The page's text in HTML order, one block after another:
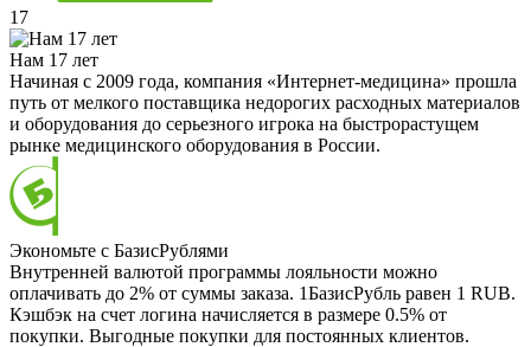
17
Нам 17 лет
Начиная с 2009 года, компания «Интернет-медицина» прошла
путь от мелкого поставщика недорогих расходных материалов
и оборудования до серьезного игрока на быстрорастущем
рынке медицинского оборудования в России.
Экономьте с БазисРублями
Внутренней валютой программы лояльности можно
оплачивать до 2% от суммы заказа. 1БазисРубль равен 1 RUB.
Кэшбэк на счет логина начисляется в размере 0.5% от
покупки. Выгодные покупки для постоянных клиентов.